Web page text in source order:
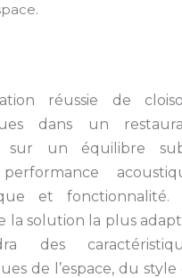
réussie de
dans un
sur un équilibre
et fonctionnalité.
la solution la plus
des
de l’espace, du style